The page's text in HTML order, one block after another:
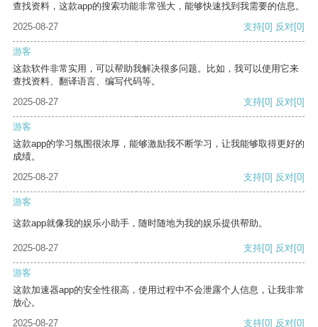
查找资料，这款app的搜索功能非常强大，能够快速找到我需要的信息。
2025-08-27
支持[0] 反对[0]
游客
这款软件非常实用，可以帮助我解决很多问题。比如，我可以使用它来
查找资料、翻译语言、编写代码等。
2025-08-27
支持[0] 反对[0]
游客
这款app的学习氛围很浓厚，能够激励我不断学习，让我能够取得更好的
成绩。
2025-08-27
支持[0] 反对[0]
游客
这款app就像我的娱乐小助手，随时随地为我的娱乐提供帮助。
2025-08-27 支持[0] 反对[0]
游客
这款加速器app的安全性很高，使用过程中不会泄露个人信息，让我非常
放心。
2025-08-27
支持[0] 反对[0]